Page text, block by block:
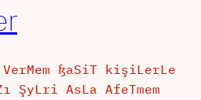
VerMem ßaSiT kişiLerLe
ŞyLri AsLa AfeTmem